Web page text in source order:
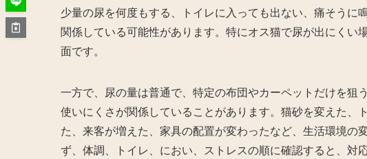
少量の尿を何度もする、トイレに入っても出ない、痛そうに
関係している可能性があります。特にオス猫で尿が出にくい
面です。
一方で、尿の量は普通で、特定の布団やカーペットだけを狙
使いにくさが関係していることがあります。猫砂を変えた、
た、来客が増えた、家具の配置が変わったなど、生活環境の
ず、体調、トイレ、におい、ストレスの順に確認すると、対